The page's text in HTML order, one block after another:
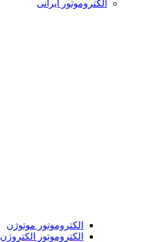
الکتروموتور ایرانی
الکتروموتور موتوژن
الکتروموتور الکتروژن